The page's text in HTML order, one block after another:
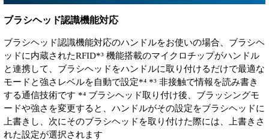
ブラシヘッド認識機能対応
ブラシヘッド認識機能対応のハンドルをお使いの場合、ブラシヘ
ッドに内蔵されたRFID*³ 機能搭載のマイクロチップがハンドル
と連携して、ブラシヘッドをハンドルに取り付けるだけで最適な
モードと強さレベルを自動で設定*⁴ *³ 非接触で情報を読み書き
する通信技術です *⁴ ブラシヘッド取り付け後、ブラッシングモ
ードや強さを変更すると、ハンドルがその設定をブラシヘッドに
上書きし、次にそのブラシヘッドを取り付けた際には、上書きさ
れた設定が選択されます